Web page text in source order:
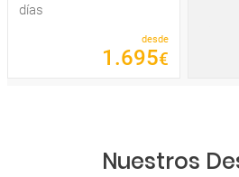
días
desde
1 .695€
Nuestros